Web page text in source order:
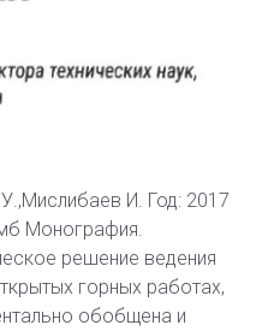
И. Год: 2017
Монография.
решение ведения
горных работах,
обобщена и